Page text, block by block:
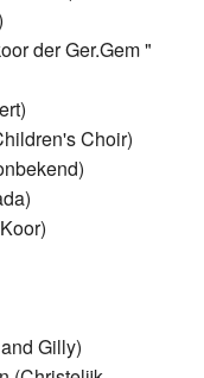
der Ger.Gem "
Choir)
Gilly)